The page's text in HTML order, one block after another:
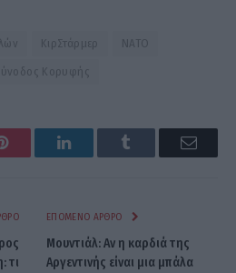
ΚιρΣτάρμερ ΝΑΤΟ
Κορυφής
Pinterest LinkedInTumblr Email
τι
ΕΠΌΜΕΝΟ ΆΡΘΡΟ
Μουντιάλ: Αν η καρδιά της
Αργεντινής είναι μια μπάλα